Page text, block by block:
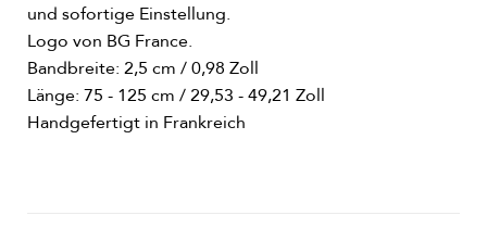
und sofortige Einstellung.
Logo von BG France.
Bandbreite: 2,5 cm / 0,98 Zoll
Länge: 75 - 125 cm / 29,53 - 49,21 Zoll
Handgefertigt in Frankreich